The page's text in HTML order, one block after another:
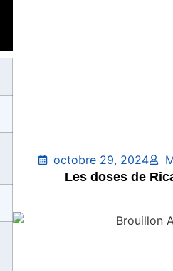
octobre 29, 2024
Les doses de